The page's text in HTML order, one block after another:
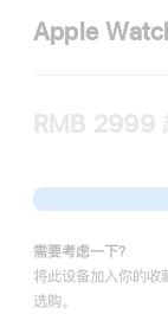
Apple
RMB 2999
需要考虑一下？
将此设备加入你的收
选购。